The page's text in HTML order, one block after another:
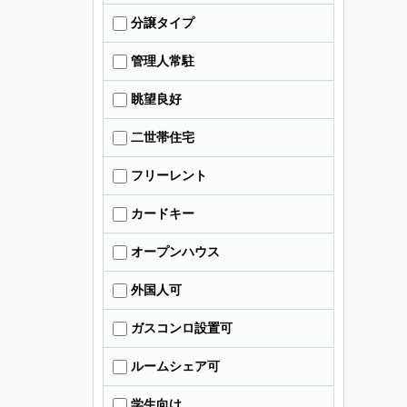
分譲タイプ
管理人常駐
眺望良好
二世帯住宅
フリーレント
カードキー
オープンハウス
外国人可
ガスコンロ設置可
ルームシェア可